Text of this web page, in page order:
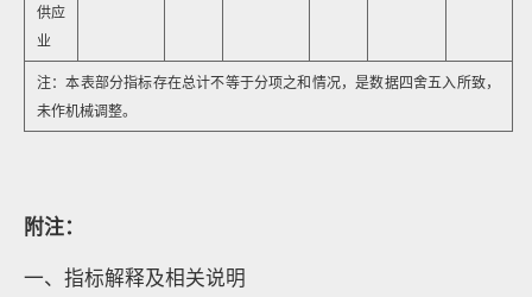
供应
业
注：本表部分指标存在总计不等于分项之和情况，是数据四舍五入所致，
未作机械调整。
附注：
一、指标解释及相关说明